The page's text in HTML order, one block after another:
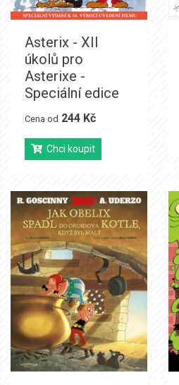
Asterix - XII
úkolů pro
Asterixe -
Speciální edice
Cena od 244 Kč
Chci koupit